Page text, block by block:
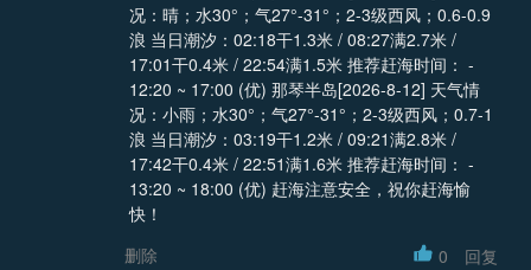
况：晴；水30°；气27°-31°；2-3级西风；0.6-0.9
浪 当日潮汐：02:18干1.3米 / 08:27满2.7米 /
17:01干0.4米 / 22:54满1.5米 推荐赶海时间： -
12:20 ~ 17:00 (优) 那琴半岛[2026-8-12] 天气情
况：小雨；水30°；气27°-31°；2-3级西风；0.7-1
浪 当日潮汐：03:19干1.2米 / 09:21满2.8米 /
17:42干0.4米 / 22:51满1.6米 推荐赶海时间： -
13:20 ~ 18:00 (优) 赶海注意安全，祝你赶海愉
快！
删除
0 回复